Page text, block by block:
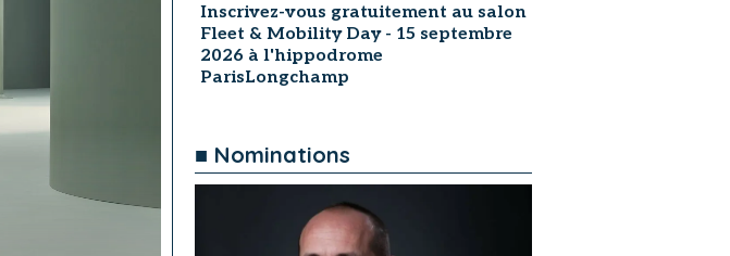
Inscrivez-vous gratuitement au salon
Fleet & Mobility Day - 15 septembre
2026 à l'hippodrome
ParisLongchamp
■ Nominations